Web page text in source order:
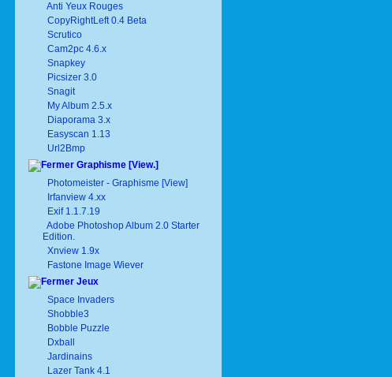
Anti Yeux Rouges
CopyRightLeft 0.4 Beta
Scrutico
Cam2pc 4.6.x
Snapkey
Picsizer 3.0
Snagit
My Album 2.5.x
Diaporama 3.x
Easyscan 1.13
Url2Bmp
Graphisme [View.]
Photomeister - Graphisme [View]
Irfanview 4.xx
Exif 1.1.7.19
Adobe Photoshop Album 2.0 Starter
Edition.
Xnview 1.9x
Fastone Image Wiever
Jeux
Space Invaders
Shobble3
Bobble Puzzle
Dxball
Jardinains
Lazer Tank 4.1